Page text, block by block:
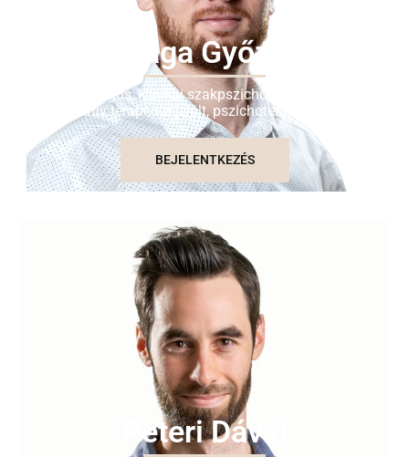
Hága Győző
Pszichológus, klinikai szakpszichológus, komplex
integratív terapeuta-jelölt, pszichoterapeuta-jelölt
BEJELENTKEZÉS
Péteri Dávid